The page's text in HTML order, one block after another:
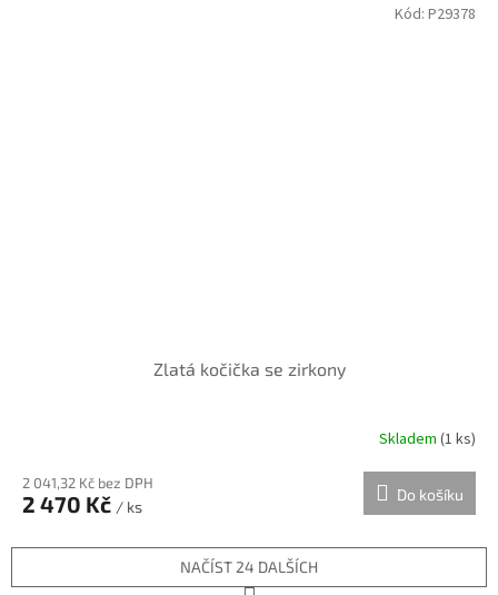
Zlatá kočička se zirkony
Skladem (1 ks)
2 041,32 Kč bez DPH
2 470 Kč / ks
Do košíku
Kód: P29378
NAČÍST 24 DALŠÍCH